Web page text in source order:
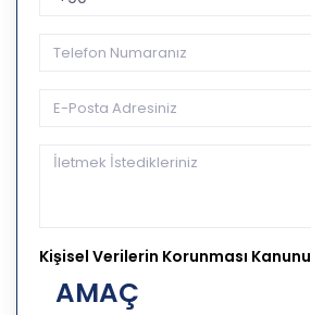
Kişisel Verilerin Korunması Kanunu
AMAÇ